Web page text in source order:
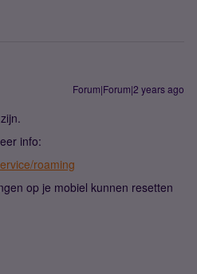
Forum|Forum|2 years ago
info:
roaming
op je mobiel kunnen resetten